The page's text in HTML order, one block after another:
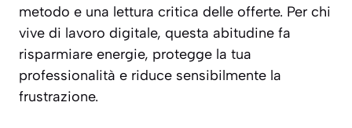
metodo e una lettura critica delle offerte. Per chi
vive di lavoro digitale, questa abitudine fa
risparmiare energie, protegge la tua
professionalità e riduce sensibilmente la
frustrazione.